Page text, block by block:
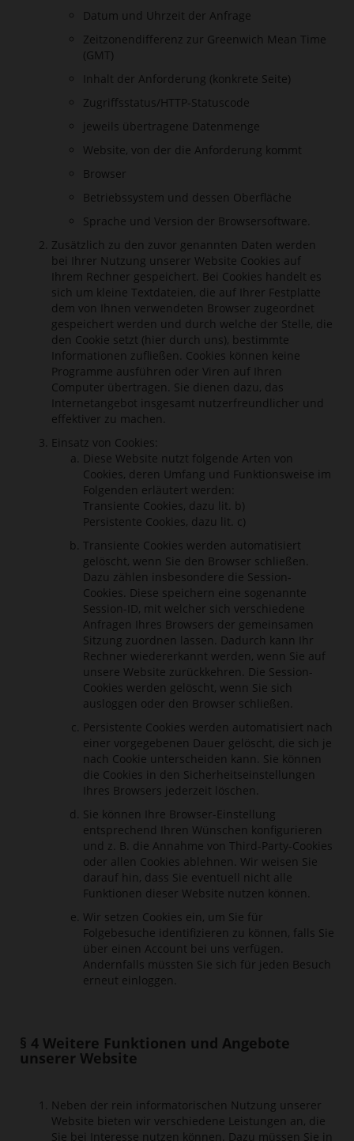
Datum und Uhrzeit der Anfrage
Zeitzonendifferenz zur Greenwich Mean Time
(GMT)
Inhalt der Anforderung (konkrete Seite)
Zugriffsstatus/HTTP-Statuscode
jeweils übertragene Datenmenge
Website, von der die Anforderung kommt
Browser
Betriebssystem und dessen Oberfläche
Sprache und Version der Browsersoftware.
Zusätzlich zu den zuvor genannten Daten werden
bei Ihrer Nutzung unserer Website Cookies auf
Ihrem Rechner gespeichert. Bei Cookies handelt es
sich um kleine Textdateien, die auf Ihrer Festplatte
dem von Ihnen verwendeten Browser zugeordnet
gespeichert werden und durch welche der Stelle, die
den Cookie setzt (hier durch uns), bestimmte
Informationen zufließen. Cookies können keine
Programme ausführen oder Viren auf Ihren
Computer übertragen. Sie dienen dazu, das
Internetangebot insgesamt nutzerfreundlicher und
effektiver zu machen.
Einsatz von Cookies:
Diese Website nutzt folgende Arten von
Cookies, deren Umfang und Funktionsweise im
Folgenden erläutert werden:
Transiente Cookies, dazu lit. b)
Persistente Cookies, dazu lit. c)
Transiente Cookies werden automatisiert
gelöscht, wenn Sie den Browser schließen.
Dazu zählen insbesondere die Session-
Cookies. Diese speichern eine sogenannte
Session-ID, mit welcher sich verschiedene
Anfragen Ihres Browsers der gemeinsamen
Sitzung zuordnen lassen. Dadurch kann Ihr
Rechner wiedererkannt werden, wenn Sie auf
unsere Website zurückkehren. Die Session-
Cookies werden gelöscht, wenn Sie sich
ausloggen oder den Browser schließen.
Persistente Cookies werden automatisiert nach
einer vorgegebenen Dauer gelöscht, die sich je
nach Cookie unterscheiden kann. Sie können
die Cookies in den Sicherheitseinstellungen
Ihres Browsers jederzeit löschen.
Sie können Ihre Browser-Einstellung
entsprechend Ihren Wünschen konfigurieren
und z. B. die Annahme von Third-Party-Cookies
oder allen Cookies ablehnen. Wir weisen Sie
darauf hin, dass Sie eventuell nicht alle
Funktionen dieser Website nutzen können.
Wir setzen Cookies ein, um Sie für
Folgebesuche identifizieren zu können, falls Sie
über einen Account bei uns verfügen.
Andernfalls müssten Sie sich für jeden Besuch
erneut einloggen.
§ 4 Weitere Funktionen und Angebote
unserer Website
Neben der rein informatorischen Nutzung unserer
Website bieten wir verschiedene Leistungen an, die
Sie bei Interesse nutzen können. Dazu müssen Sie in